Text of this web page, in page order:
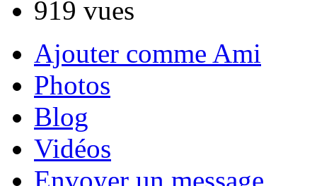
919 vues
Ajouter comme Ami
Photos
Blog
Vidéos